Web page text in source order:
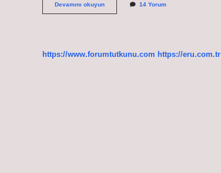
Devamını okuyunHidrosefali
kimlerde
14 Yorum
https://www.forumtutkunu.com https://eru.com.tr